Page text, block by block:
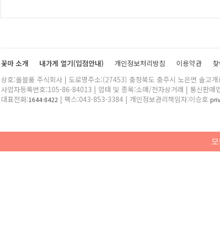
꽃마 소개 내가게 열기(입점안내) 개인정보처리방침 이용약관
상호:올블룸 주식회사 | 도로명주소:(27453) 충청북도 충주시 노은면 솔고
사업자등록번호:105-86-84013 | 업태 및 종목:소매/전자상거래 | 통신판매
대표전화:1644-8422 | 팩스:043-853-3384 | 개인정보관리책임자:이승호